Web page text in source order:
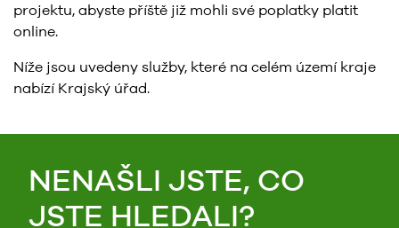
projektu, abyste příště již mohli své poplatky platit
online.
Níže jsou uvedeny služby, které na celém území kraje
nabízí Krajský úřad.
NENAŠLI JSTE, CO
JSTE HLEDALI?